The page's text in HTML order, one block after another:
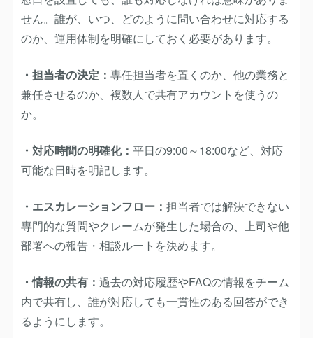
せん。誰が、いつ、どのように問い合わせに対応する
のか、運用体制を明確にしておく必要があります。
・担当者の決定： 専任担当者を置くのか、他の業務と
兼任させるのか、複数人で共有アカウントを使うの
か。
・対応時間の明確化： 平日の9:00～18:00など、対応
可能な日時を明記します。
・エスカレーションフロー： 担当者では解決できない
専門的な質問やクレームが発生した場合の、上司や他
部署への報告・相談ルートを決めます。
・情報の共有： 過去の対応履歴やFAQの情報をチーム
内で共有し、誰が対応しても一貫性のある回答ができ
るようにします。